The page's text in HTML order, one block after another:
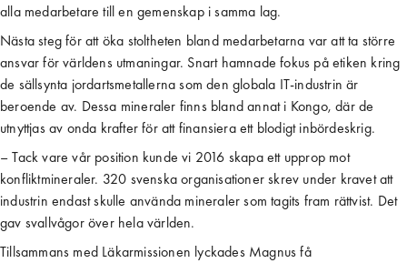
alla medarbetare till en gemenskap i samma lag.
Nästa steg för att öka stoltheten bland medarbetarna var att ta större
ansvar för världens utmaningar. Snart hamnade fokus på etiken kring
de sällsynta jordartsmetallerna som den globala IT-industrin är
beroende av. Dessa mineraler finns bland annat i Kongo, där de
utnyttjas av onda krafter för att finansiera ett blodigt inbördeskrig.
– Tack vare vår position kunde vi 2016 skapa ett upprop mot
konfliktmineraler. 320 svenska organisationer skrev under kravet att
industrin endast skulle använda mineraler som tagits fram rättvist. Det
gav svallvågor över hela världen.
Tillsammans med Läkarmissionen lyckades Magnus få